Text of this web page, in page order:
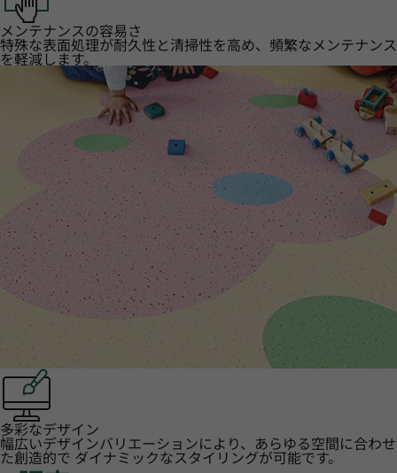
メンテナンスの容易さ
特殊な表面処理が耐久性と清掃性を高め、頻繁なメンテナンス
を軽減します。
多彩なデザイン
幅広いデザインバリエーションにより、あらゆる空間に合わせ
た創造的で ダイナミックなスタイリングが可能です。